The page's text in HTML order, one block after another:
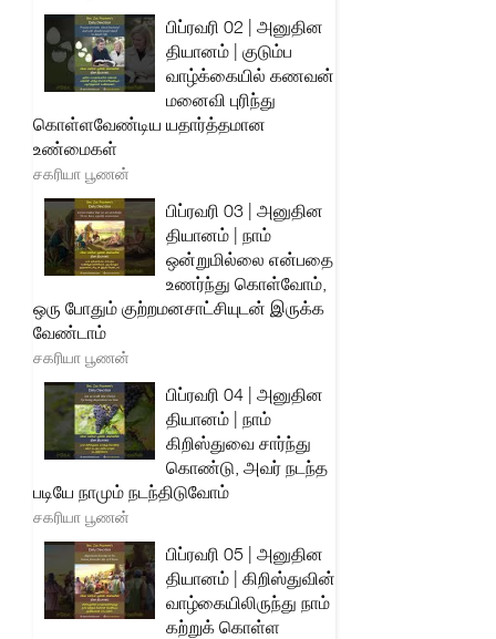
பிப்ரவரி 02 | அனுதின
தியானம் | குடும்ப
வாழ்க்கையில் கணவன்
மனைவி புரிந்து
கொள்ளவேண்டிய யதார்த்தமான
உண்மைகள்
சகரியா பூணன்
பிப்ரவரி 03 | அனுதின
தியானம் | நாம்
ஒன்றுமில்லை என்பதை
உணர்ந்து கொள்வோம்,
ஒரு போதும் குற்றமனசாட்சியுடன் இருக்க
வேண்டாம்
சகரியா பூணன்
பிப்ரவரி 04 | அனுதின
தியானம் | நாம்
கிறிஸ்துவை சார்ந்து
கொண்டு, அவர் நடந்த
படியே நாமும் நடந்திடுவோம்
சகரியா பூணன்
பிப்ரவரி 05 | அனுதின
தியானம் | கிறிஸ்துவின்
வாழ்கையிலிருந்து நாம்
கற்றுக் கொள்ள